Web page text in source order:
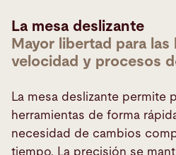
La mesa deslizante
Mayor libertad para las
velocidad y procesos
La mesa deslizante permite
herramientas de forma
necesidad de cambios
tiempo. La precisión se